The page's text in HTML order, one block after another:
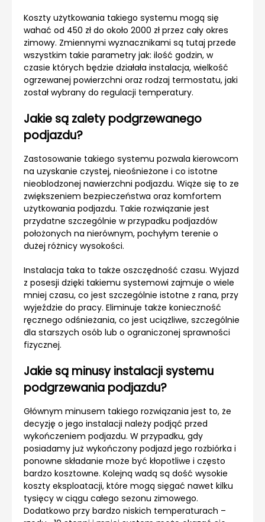
Koszty użytkowania takiego systemu mogą się
wahać od 450 zł do około 2000 zł przez cały okres
zimowy. Zmiennymi wyznacznikami są tutaj przede
wszystkim takie parametry jak: ilość godzin, w
czasie których będzie działała instalacja, wielkość
ogrzewanej powierzchni oraz rodzaj termostatu, jaki
został wybrany do regulacji temperatury.
Jakie są zalety podgrzewanego
podjazdu?
Zastosowanie takiego systemu pozwala kierowcom
na uzyskanie czystej, nieośnieżone i co istotne
nieoblodzonej nawierzchni podjazdu. Wiąże się to ze
zwiększeniem bezpieczeństwa oraz komfortem
użytkowania podjazdu. Takie rozwiązanie jest
przydatne szczególnie w przypadku podjazdów
położonych na nierównym, pochyłym terenie o
dużej różnicy wysokości.
Instalacja taka to także oszczędność czasu. Wyjazd
z posesji dzięki takiemu systemowi zajmuje o wiele
mniej czasu, co jest szczególnie istotne z rana, przy
wyjeździe do pracy. Eliminuje także konieczność
ręcznego odśnieżania, co jest uciążliwe, szczególnie
dla starszych osób lub o ograniczonej sprawności
fizycznej.
Jakie są minusy instalacji systemu
podgrzewania podjazdu?
Głównym minusem takiego rozwiązania jest to, że
decyzję o jego instalacji należy podjąć przed
wykończeniem podjazdu. W przypadku, gdy
posiadamy już wykończony podjazd jego rozbiórka i
ponowne składanie może być kłopotliwe i często
bardzo kosztowne. Kolejną wadą są dość wysokie
koszty eksploatacji, które mogą sięgać nawet kilku
tysięcy w ciągu całego sezonu zimowego.
Dodatkowo przy bardzo niskich temperaturach –